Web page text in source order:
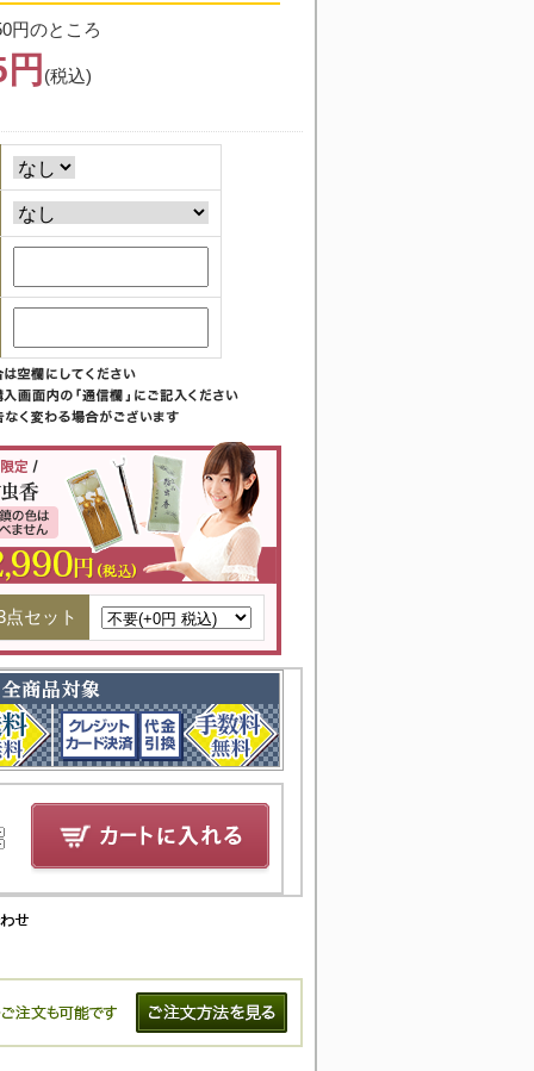
円のところ
(税込)
セット